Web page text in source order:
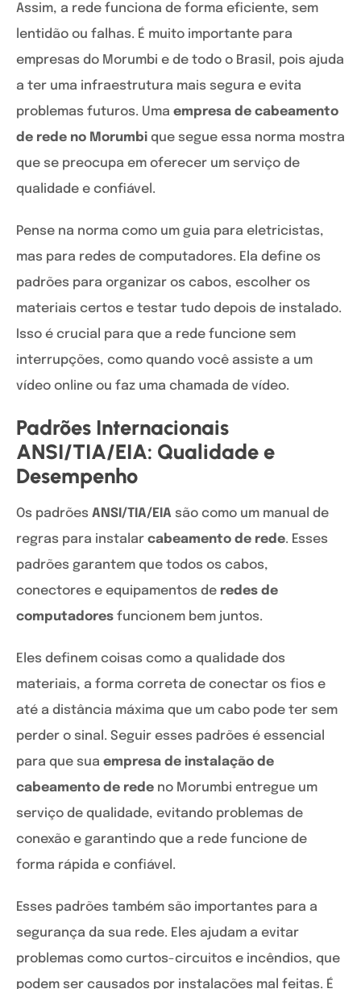
Assim, a rede funciona de forma eficiente, sem
lentidão ou falhas. É muito importante para
empresas do Morumbi e de todo o Brasil, pois ajuda
a ter uma infraestrutura mais segura e evita
problemas futuros. Uma empresa de cabeamento
de rede no Morumbi que segue essa norma mostra
que se preocupa em oferecer um serviço de
qualidade e confiável.
Pense na norma como um guia para eletricistas,
mas para redes de computadores. Ela define os
padrões para organizar os cabos, escolher os
materiais certos e testar tudo depois de instalado.
Isso é crucial para que a rede funcione sem
interrupções, como quando você assiste a um
vídeo online ou faz uma chamada de vídeo.
Padrões Internacionais
ANSI/TIA/EIA: Qualidade e
Desempenho
Os padrões ANSI/TIA/EIA são como um manual de
regras para instalar cabeamento de rede. Esses
padrões garantem que todos os cabos,
conectores e equipamentos de redes de
computadores funcionem bem juntos.
Eles definem coisas como a qualidade dos
materiais, a forma correta de conectar os fios e
até a distância máxima que um cabo pode ter sem
perder o sinal. Seguir esses padrões é essencial
para que sua empresa de instalação de
cabeamento de rede no Morumbi entregue um
serviço de qualidade, evitando problemas de
conexão e garantindo que a rede funcione de
forma rápida e confiável.
Esses padrões também são importantes para a
segurança da sua rede. Eles ajudam a evitar
problemas como curtos-circuitos e incêndios, que
podem ser causados por instalações mal feitas. É